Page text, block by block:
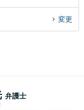
変更
弁護士